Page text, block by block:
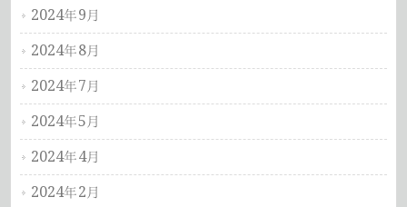
2024年9月
2024年8月
2024年7月
2024年5月
2024年4月
2024年2月